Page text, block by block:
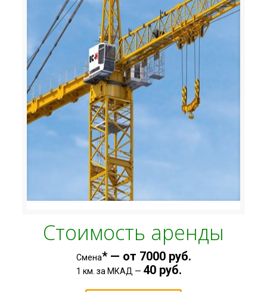
Стоимость аренды
Смена* — от 7000 руб.
1 км. за МКАД — 40 руб.